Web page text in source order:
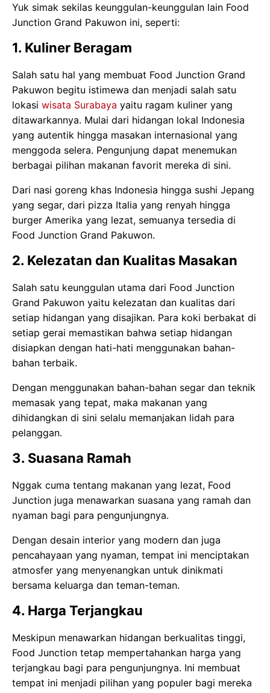
Yuk simak sekilas keunggulan-keunggulan lain Food
Junction Grand Pakuwon ini, seperti:
1. Kuliner Beragam
Salah satu hal yang membuat Food Junction Grand
Pakuwon begitu istimewa dan menjadi salah satu
lokasi wisata Surabaya yaitu ragam kuliner yang
ditawarkannya. Mulai dari hidangan lokal Indonesia
yang autentik hingga masakan internasional yang
menggoda selera. Pengunjung dapat menemukan
berbagai pilihan makanan favorit mereka di sini.
Dari nasi goreng khas Indonesia hingga sushi Jepang
yang segar, dari pizza Italia yang renyah hingga
burger Amerika yang lezat, semuanya tersedia di
Food Junction Grand Pakuwon.
2. Kelezatan dan Kualitas Masakan
Salah satu keunggulan utama dari Food Junction
Grand Pakuwon yaitu kelezatan dan kualitas dari
setiap hidangan yang disajikan. Para koki berbakat di
setiap gerai memastikan bahwa setiap hidangan
disiapkan dengan hati-hati menggunakan bahan-
bahan terbaik.
Dengan menggunakan bahan-bahan segar dan teknik
memasak yang tepat, maka makanan yang
dihidangkan di sini selalu memanjakan lidah para
pelanggan.
3. Suasana Ramah
Nggak cuma tentang makanan yang lezat, Food
Junction juga menawarkan suasana yang ramah dan
nyaman bagi para pengunjungnya.
Dengan desain interior yang modern dan juga
pencahayaan yang nyaman, tempat ini menciptakan
atmosfer yang menyenangkan untuk dinikmati
bersama keluarga dan teman-teman.
4. Harga Terjangkau
Meskipun menawarkan hidangan berkualitas tinggi,
Food Junction tetap mempertahankan harga yang
terjangkau bagi para pengunjungnya. Ini membuat
tempat ini menjadi pilihan yang populer bagi mereka